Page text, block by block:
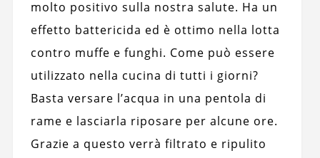
molto positivo sulla nostra salute. Ha un
effetto battericida ed è ottimo nella lotta
contro muffe e funghi. Come può essere
utilizzato nella cucina di tutti i giorni?
Basta versare l’acqua in una pentola di
rame e lasciarla riposare per alcune ore.
Grazie a questo verrà filtrato e ripulito